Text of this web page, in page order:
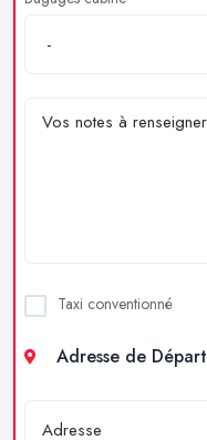
Taxi conventionné
Adresse de Départ